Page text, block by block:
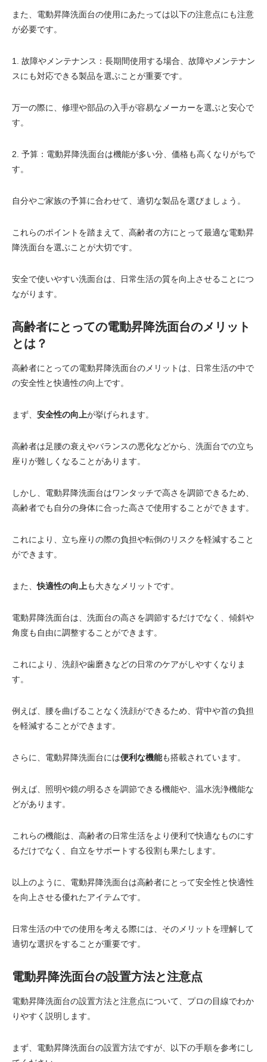
また、電動昇降洗面台の使用にあたっては以下の注意点にも注意
が必要です。
1. 故障やメンテナンス：長期間使用する場合、故障やメンテナン
スにも対応できる製品を選ぶことが重要です。
万一の際に、修理や部品の入手が容易なメーカーを選ぶと安心で
す。
2. 予算：電動昇降洗面台は機能が多い分、価格も高くなりがちで
す。
自分やご家族の予算に合わせて、適切な製品を選びましょう。
これらのポイントを踏まえて、高齢者の方にとって最適な電動昇
降洗面台を選ぶことが大切です。
安全で使いやすい洗面台は、日常生活の質を向上させることにつ
ながります。
高齢者にとっての電動昇降洗面台のメリット
とは？
高齢者にとっての電動昇降洗面台のメリットは、日常生活の中で
の安全性と快適性の向上です。
まず、 安全性の向上が挙げられます。
高齢者は足腰の衰えやバランスの悪化などから、洗面台での立ち
座りが難しくなることがあります。
しかし、電動昇降洗面台はワンタッチで高さを調節できるため、
高齢者でも自分の身体に合った高さで使用することができます。
これにより、立ち座りの際の負担や転倒のリスクを軽減すること
ができます。
また、快適性の向上も大きなメリットです。
電動昇降洗面台は、洗面台の高さを調節するだけでなく、傾斜や
角度も自由に調整することができます。
これにより、洗顔や歯磨きなどの日常のケアがしやすくなりま
す。
例えば、腰を曲げることなく洗顔ができるため、背中や首の負担
を軽減することができます。
さらに、電動昇降洗面台には便利な機能も搭載されています。
例えば、照明や鏡の明るさを調節できる機能や、温水洗浄機能な
どがあります。
これらの機能は、高齢者の日常生活をより便利で快適なものにす
るだけでなく、自立をサポートする役割も果たします。
以上のように、電動昇降洗面台は高齢者にとって安全性と快適性
を向上させる優れたアイテムです。
日常生活の中での使用を考える際には、そのメリットを理解して
適切な選択をすることが重要です。
電動昇降洗面台の設置方法と注意点
電動昇降洗面台の設置方法と注意点について、プロの目線でわか
りやすく説明します。
まず、電動昇降洗面台の設置方法ですが、以下の手順を参考にし